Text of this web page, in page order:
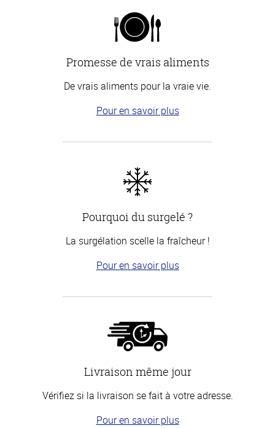
Promesse de vrais aliments
De vrais aliments pour la vraie vie.
Pour en savoir plus
Pourquoi du surgelé ?
La surgélation scelle la fraîcheur !
Pour en savoir plus
Livraison même jour
Vérifiez si la livraison se fait à votre adresse.
Pour en savoir plus